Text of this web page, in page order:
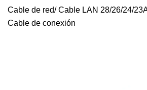
Cable de red/ Cable LAN 28/26/24/
Cable de conexión